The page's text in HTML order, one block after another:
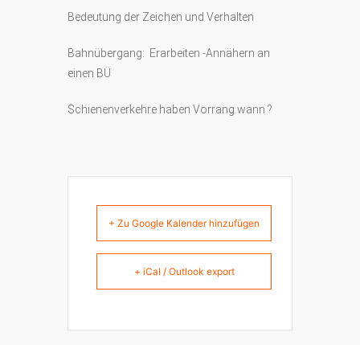
Bedeutung der Zeichen und Verhalten
Bahnübergang: Erarbeiten -Annähern an
einen BÜ
Schienenverkehre haben Vorrang wann ?
+ Zu Google Kalender hinzufügen
+ iCal / Outlook export